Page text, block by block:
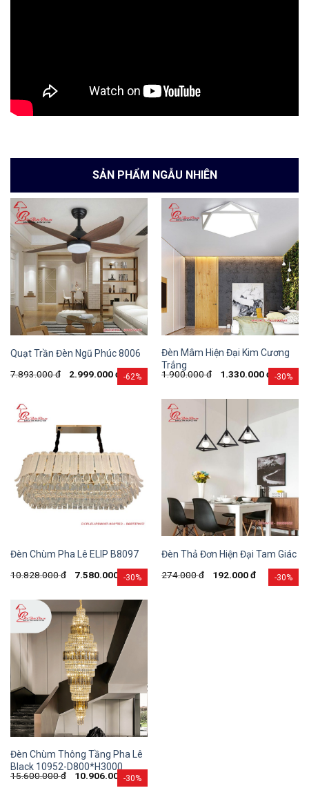
SẢN PHẨM NGẪU NHIÊN
-62%
Quạt Trần Đèn Ngũ Phúc 8006
7.893.000đ 2.999.000đ -30%
Đèn Mâm Hiện Đại Kim Cương
Trắng
1.900.000đ 1.330.000đ
-30%
Đèn Chùm Pha Lê ELIP B8097
10.828.000đ 7.580.000 đ -30%
Đèn Thả Đơn Hiện Đại Tam Giác
274.000đ 192.000đ
-30%
Đèn Chùm Thông Tầng Pha Lê
Black 10952-D800*H3000
15.600.000đ 10.906.000 đ